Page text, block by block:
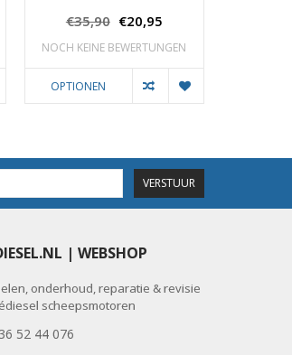
€35,90 €20,95
NOCH KEINE BEWERTUNGEN
OPTIONEN
VERSTUUR
| WEBSHOP
onderhoud, reparatie & revisie
scheepsmotoren
52 44 076